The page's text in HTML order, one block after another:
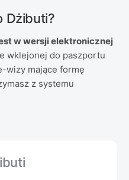
Dżibuti?
w wersji elektronicznej
wklejonej do paszportu
wizy mające formę
z systemu